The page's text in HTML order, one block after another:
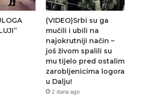
(VIDEO)Srbi su ga
mučili i ubili na
najokrutniji način –
još živom spalili su
mu tijelo pred ostalim
zarobljenicima logora
u Dalju!
2 dana ago